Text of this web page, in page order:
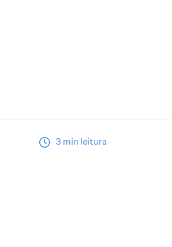
3 min leitura